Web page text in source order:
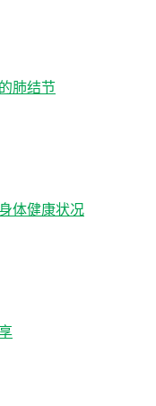
肺结节
体健康状况